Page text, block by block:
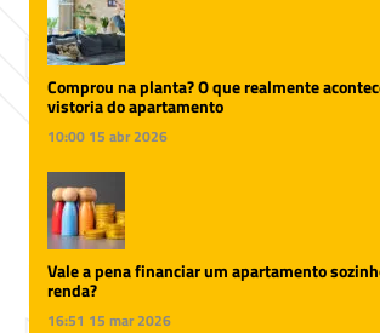
Comprou na planta? O que realmente
vistoria do apartamento
10:00 15 abr 2026
Vale a pena financiar um apartamento
renda?
16:51 15 mar 2026